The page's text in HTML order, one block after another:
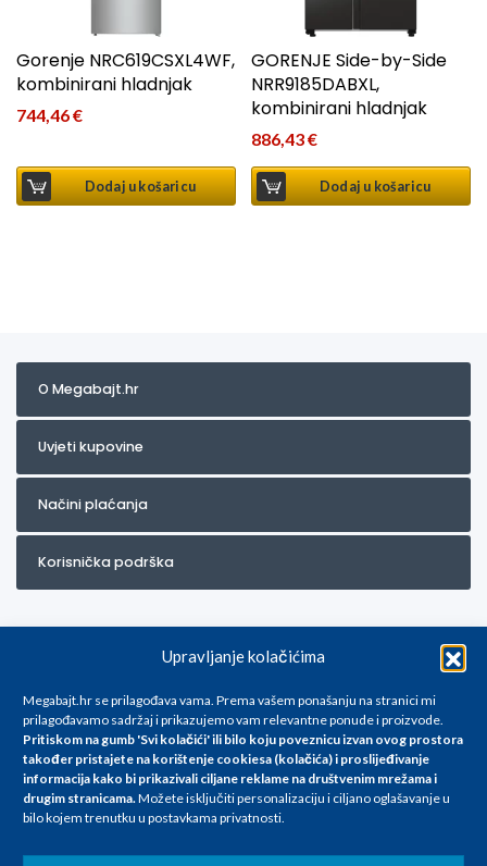
Upravljanje kolačićima
Megabajt.hr se prilagođava vama. Prema vašem ponašanju na stranici mi
prilagođavamo sadržaj i prikazujemo vam relevantne ponude i proizvode.
Pritiskom na gumb 'Svi kolačići' ili bilo koju poveznicu izvan ovog prostora
također pristajete na korištenje cookiesa (kolačića) i proslijeđivanje
informacija kako bi prikazivali ciljane reklame na društvenim mrežama i
drugim stranicama.Možete isključiti personalizaciju i ciljano oglašavanje u
bilo kojem trenutku u postavkama privatnosti.
Gorenje NRC619CSXL4WF,
kombinirani hladnjak
744,46€
Dodaj u košaricu
GORENJE Side-by-Side
NRR9185DABXL,
kombinirani hladnjak
886,43€
Dodaj u košaricu
O Megabajt.hr
Uvjeti kupovine
Načini plaćanja
Korisnička podrška
Za artikle kojih trenutno nema u ponudi obratite nam se na
info@megabajt.hr. Sve cijene su informativnog karaktera i podložne su
promjenama, a
iskazane su za avansno plaćanje(gotovina) u Eurima i uključuju PDV. Sve
se razlikovati od cijena u našim poslovnicama. Trudimo se dati što bolji